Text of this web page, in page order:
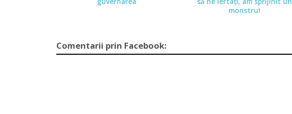
monstru!
Comentarii prin Facebook: